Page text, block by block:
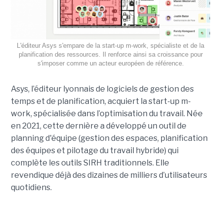
L'éditeur Asys s'empare de la start-up m-work, spécialiste et de la
planification des ressources. Il renforce ainsi sa croissance pour
s'imposer comme un acteur européen de référence.
Asys, l’éditeur lyonnais de logiciels de gestion des
temps et de planification, acquiert la start-up m-
work, spécialisée dans l’optimisation du travail. Née
en 2021, cette dernière a développé un outil de
planning d'équipe (gestion des espaces, planification
des équipes et pilotage du travail hybride) qui
complète les outils SIRH traditionnels. Elle
revendique déjà des dizaines de milliers d’utilisateurs
quotidiens.